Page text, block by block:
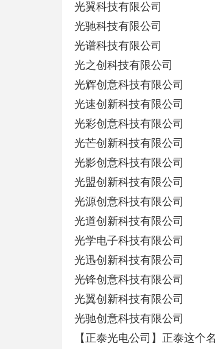
光翼科技有限公司
光驰科技有限公司
光谱科技有限公司
光之创科技有限公司
光辉创意科技有限公司
光速创新科技有限公司
光彩创意科技有限公司
光芒创新科技有限公司
光影创意科技有限公司
光盟创新科技有限公司
光源创意科技有限公司
光道创新科技有限公司
光学电子科技有限公司
光迅创新科技有限公司
光锋创意科技有限公司
光翼创新科技有限公司
光驰创意科技有限公司
【正泰光电公司】正泰这个